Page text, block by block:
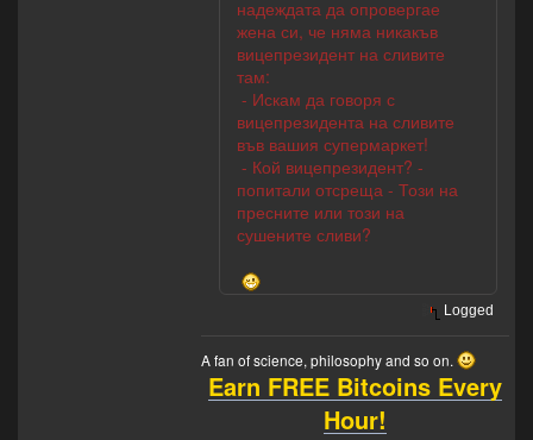
надеждата да опровергае
жена си, че няма никакъв
вицепрезидент на сливите
там:
- Искам да говоря с
вицепрезидента на сливите
във вашия супермаркет!
- Кой вицепрезидент? -
попитали отсреща - Този на
пресните или този на
сушените сливи?
Logged
A fan of science, philosophy and so on.
Earn FREE Bitcoins Every
Hour!